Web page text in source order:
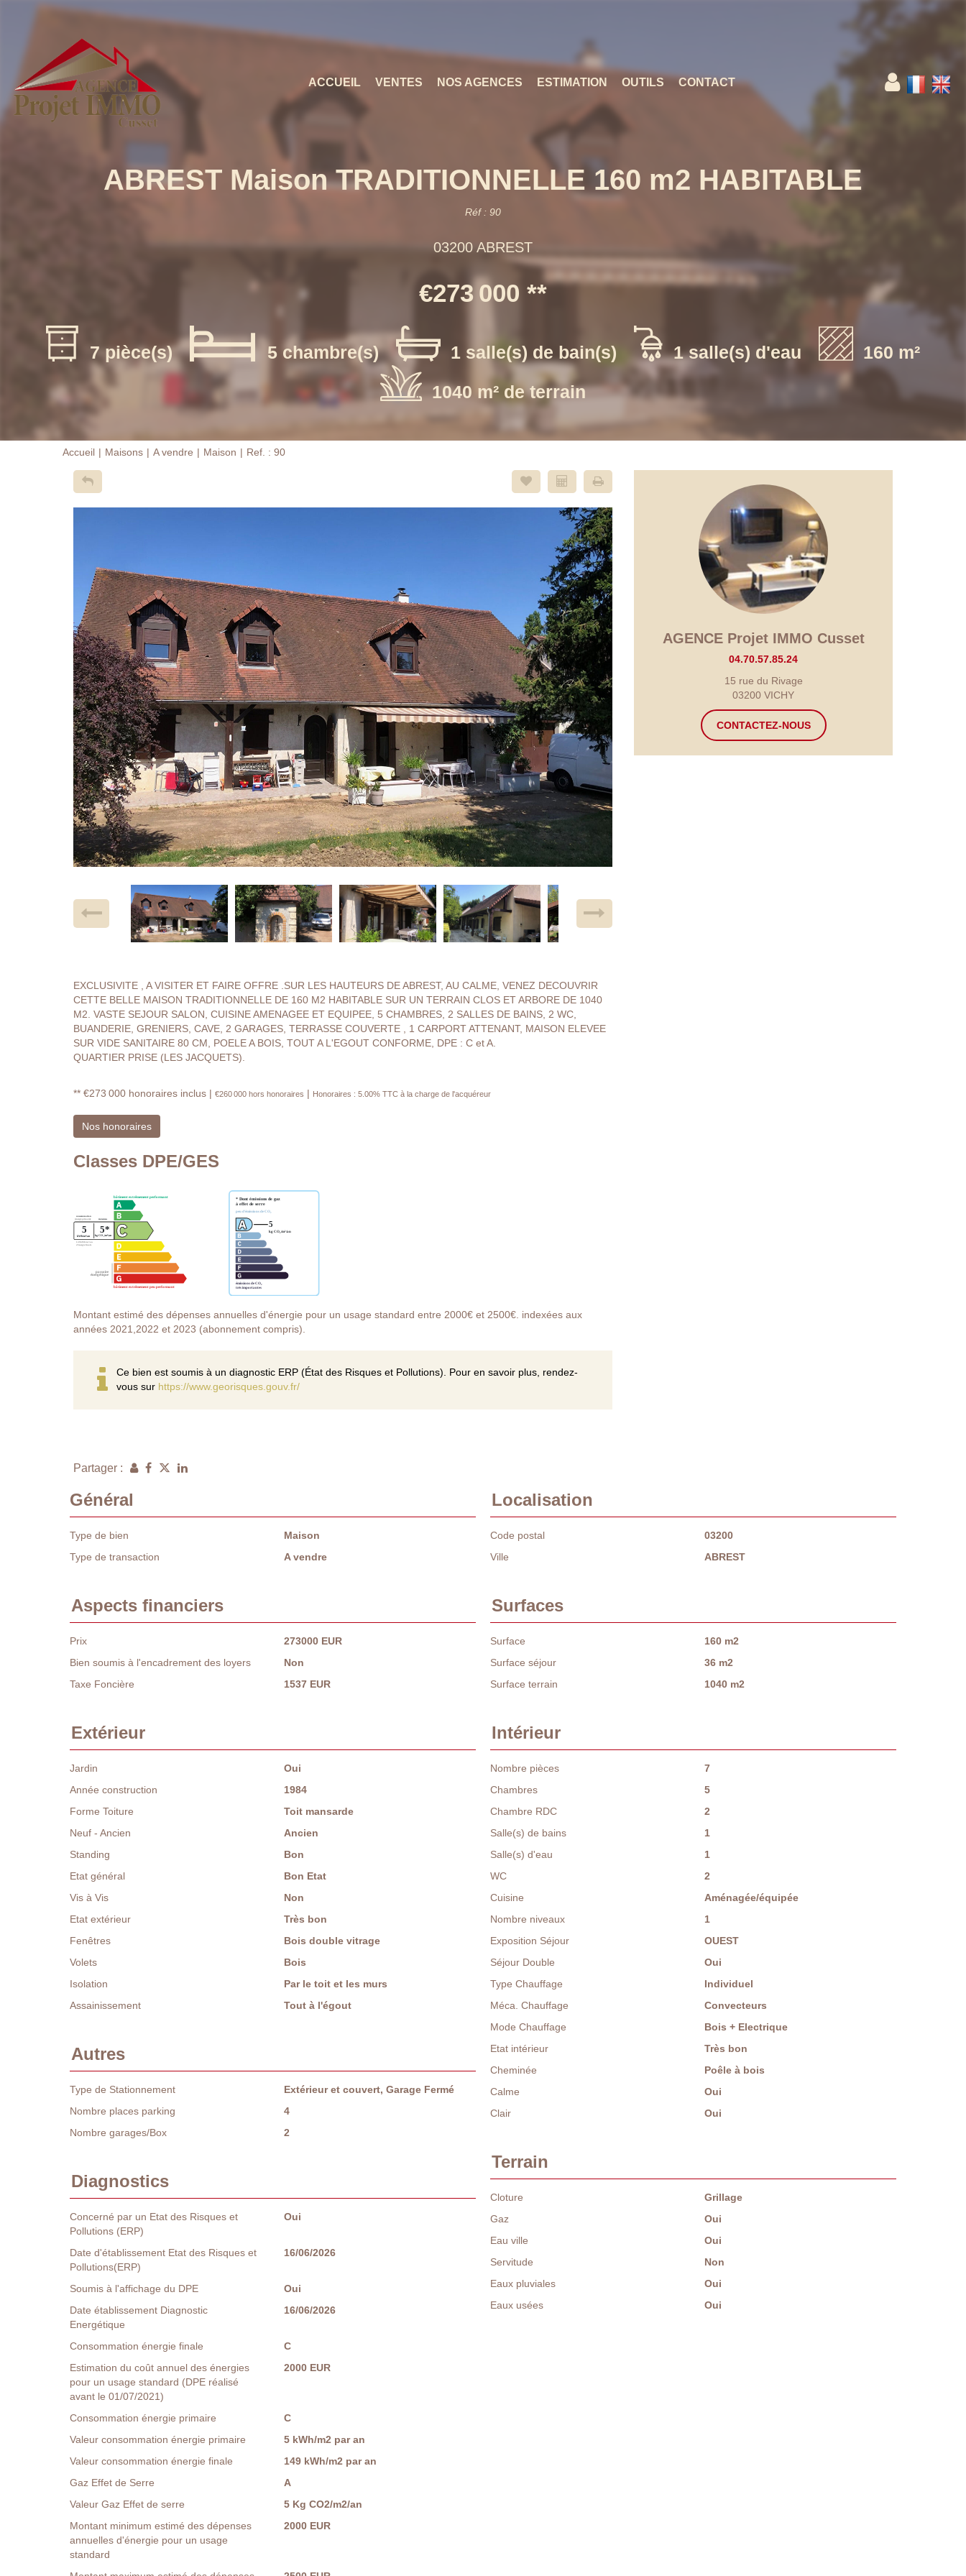
ACCUEIL VENTES NOS AGENCES ESTIMATION OUTILS CONTACT
ABREST Maison TRADITIONNELLE 160 m2 HABITABLE
Réf : 90
03200 ABREST
€273 000 **
7 pièce(s) 5 chambre(s) 1 salle(s) de bain(s) 1 salle(s) d'eau
160 m²
1040 m² de terrain
Accueil Maisons A vendre Maison Ref. : 90
EXCLUSIVITE , A VISITER ET FAIRE OFFRE .SUR LES HAUTEURS DE ABREST, AU CALME, VENEZ DECOUVRIR
CETTE BELLE MAISON TRADITIONNELLE DE 160 M2 HABITABLE SUR UN TERRAIN CLOS ET ARBORE DE 1040
M2. VASTE SEJOUR SALON, CUISINE AMENAGEE ET EQUIPEE, 5 CHAMBRES, 2 SALLES DE BAINS, 2 WC,
BUANDERIE, GRENIERS, CAVE, 2 GARAGES, TERRASSE COUVERTE , 1 CARPORT ATTENANT, MAISON ELEVEE
SUR VIDE SANITAIRE 80 CM, POELE A BOIS, TOUT A L'EGOUT CONFORME, DPE : C et A.
QUARTIER PRISE (LES JACQUETS).
** €273 000 honoraires inclus | €260 000 hors honoraires | Honoraires : 5.00% TTC à la charge de l'acquéreur
Nos honoraires
Classes DPE/GES
Montant estimé des dépenses annuelles d'énergie pour un usage standard entre 2000€ et 2500€. indexées aux
années 2021,2022 et 2023 (abonnement compris).
Ce bien est soumis à un diagnostic ERP (État des Risques et Pollutions). Pour en savoir plus, rendez-
vous sur https://www.georisques.gouv.fr/
Partager :
AGENCE Projet IMMO Cusset
04.70.57.85.24
15 rue du Rivage
03200 VICHY
CONTACTEZ-NOUS
Général
Type de bien
Maison
Type de transaction
A vendre
Localisation
Code postal
03200
Ville
ABREST
Aspects financiers
Prix
273000 EUR
Bien soumis à l'encadrement des loyers
Non
Taxe Foncière
1537 EUR
Surfaces
Surface
160 m2
Surface séjour
36 m2
Surface terrain
1040 m2
Extérieur
Jardin
Oui
Année construction
1984
Forme Toiture
Toit mansarde
Neuf - Ancien
Ancien
Standing
Bon
Etat général
Bon Etat
Vis à Vis
Non
Etat extérieur
Très bon
Fenêtres
Bois double vitrage
Volets
Bois
Isolation
Par le toit et les murs
Assainissement
Tout à l'égout
Intérieur
Nombre pièces
7
Chambres
5
Chambre RDC
2
Salle(s) de bains
1
Salle(s) d'eau
1
WC
2
Cuisine
Aménagée/équipée
Nombre niveaux
1
Exposition Séjour
OUEST
Séjour Double
Oui
Type Chauffage
Individuel
Méca. Chauffage
Convecteurs
Mode Chauffage
Bois + Electrique
Etat intérieur
Très bon
Cheminée
Poêle à bois
Calme
Oui
Clair
Oui
Autres
Type de Stationnement
Extérieur et couvert, Garage Fermé
Nombre places parking
4
Nombre garages/Box
2
Terrain
Cloture
Grillage
Gaz
Oui
Eau ville
Oui
Servitude
Non
Eaux pluviales
Oui
Eaux usées
Oui
Diagnostics
Concerné par un Etat des Risques et
Pollutions (ERP)
Oui
Date d'établissement Etat des Risques et
Pollutions(ERP)
16/06/2026
Soumis à l'affichage du DPE
Oui
Date établissement Diagnostic
Energétique
16/06/2026
Consommation énergie finale
C
Estimation du coût annuel des énergies
pour un usage standard (DPE réalisé
avant le 01/07/2021)
2000 EUR
Consommation énergie primaire
C
Valeur consommation énergie primaire
5 kWh/m2 par an
Valeur consommation énergie finale
149 kWh/m2 par an
Gaz Effet de Serre
A
Valeur Gaz Effet de serre
5 Kg CO2/m2/an
Montant minimum estimé des dépenses
annuelles d'énergie pour un usage
standard
2000 EUR